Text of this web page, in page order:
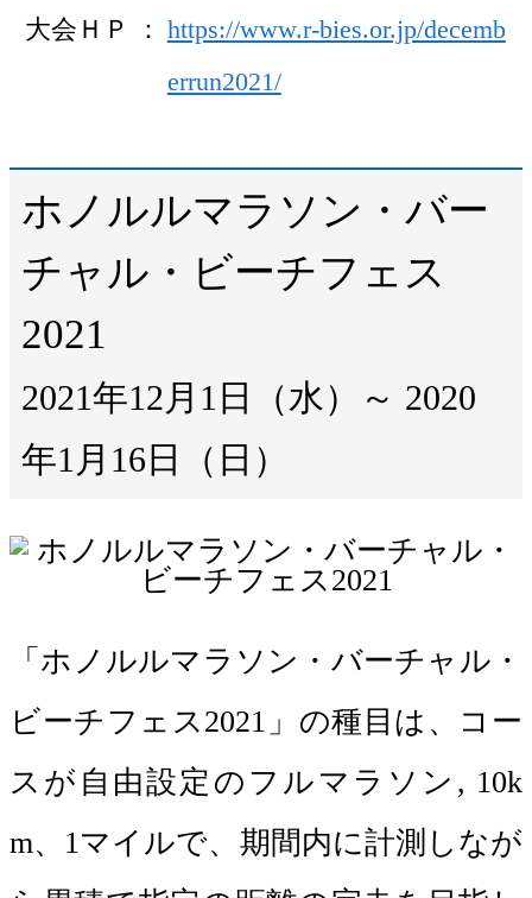
大会ＨＰ
https://www.r-bies.or.jp/decemb
errun2021/
ホノルルマラソン・バー
チャル・ビーチフェス
2021
2021年12月1日（水）～ 2020
年1月16日（日）
「ホノルルマラソン・バーチャル・
ビーチフェス2021」の種目は、コー
スが自由設定のフルマラソン, 10k
m、1マイルで、期間内に計測しなが